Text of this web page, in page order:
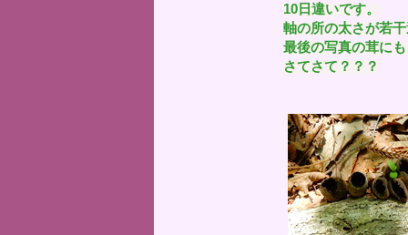
10日違いです。
軸の所の太さが若
最後の写真の茸に
さてさて？？？